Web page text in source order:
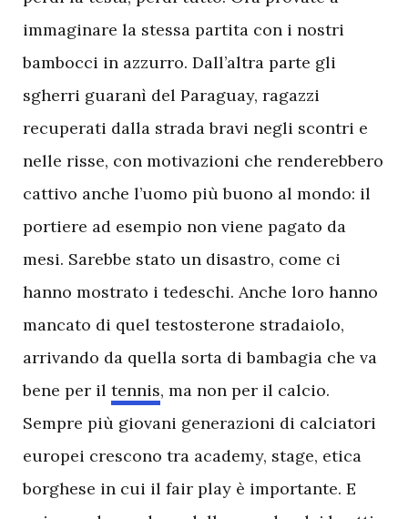
immaginare la stessa partita con i nostri
bambocci in azzurro. Dall’altra parte gli
sgherri guaranì del Paraguay, ragazzi
recuperati dalla strada bravi negli scontri e
nelle risse, con motivazioni che renderebbero
cattivo anche l’uomo più buono al mondo: il
portiere ad esempio non viene pagato da
mesi. Sarebbe stato un disastro, come ci
hanno mostrato i tedeschi. Anche loro hanno
mancato di quel testosterone stradaiolo,
arrivando da quella sorta di bambagia che va
bene per il tennis, ma non per il calcio.
Sempre più giovani generazioni di calciatori
europei crescono tra academy, stage, etica
borghese in cui il fair play è importante. E